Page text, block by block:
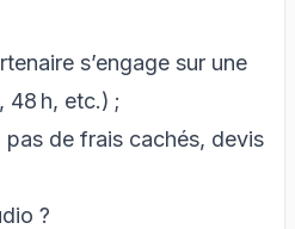
s’engage sur une
48 h, etc.) ;
pas de frais cachés, devis
?